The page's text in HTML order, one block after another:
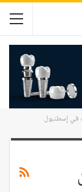
في إسطنبول